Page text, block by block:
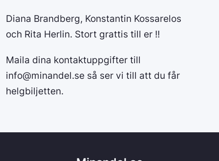
Diana Brandberg, Konstantin Kossarelos
och Rita Herlin. Stort grattis till er !!
Maila dina kontaktuppgifter till
info@minandel.se så ser vi till att du får
helgbiljetten.